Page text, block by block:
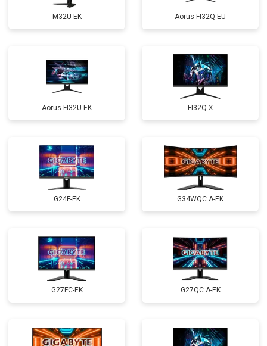
M32U-EK Aorus FI32Q-EU
Aorus FI32U-EK FI32Q-X
G24F-EK G34WQC A-EK
G27FC-EK G27QC A-EK